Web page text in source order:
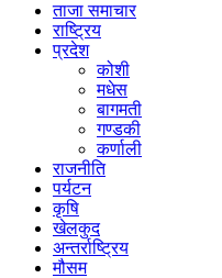
ताजा समाचार
राष्ट्रिय
प्रदेश
कोशी
मधेस
बागमती
गण्डकी
कर्णाली
राजनीति
पर्यटन
कृषि
खेलकुद
अन्तर्राष्ट्रिय
मौसम